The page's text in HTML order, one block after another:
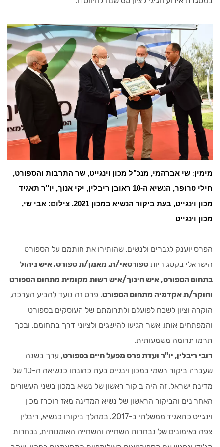
מימין: שי אברהמי, מנכ"ל מכון וינגייט, שר התרבות והספורט,
חילי טרופר, הנשיא ה-10 ראובן ריבלין, יקי אנוך, יו"ר תאגיד
מכון וינגייט, בעת ביקור הנשיא במכון 2021. צילום: אבי שי,
מכון וינגייט
הפרס יוענק לגברים ולנשים, שהותירו את חותמם על הספורט
הישראלי בקטגוריות ספורטאי/ת, מאמן/ת ספורט, איש ניהול
בתחום הספורט, איש חינוך/איש רשות מקומית מתחום הספורט
וחוקר/ת אקדמיה מתחום הספורט. פרס זה נועד להביע הערכה,
הוקרה וציון לשבח לפועלם ולתרומתם של העוסקים בספורט
והמפתחים אותו, אשר הגיעו להישגים ולציוני דרך בתחומם, ובכך
תרמו תרומה משמעותית.
רובי ריבלין, יו"ר ועדת פרס מפעל חיים בספורט, ערך בשנה
שעברה ביקור רשמי במכון וינגייט בעת כהונתו כנשיאה ה-10 של
מדינת ישראל. זה היה ביקור ראשון של נשיא במכון בשני העשורים
האחרונים והביקור הראשון של נשיא המדינה מאז הוכרז מכון
וינגייט כתאגיד ממשלתי ב-2017. במהלך ביקורו כנשיא, ריבלין
צפה באימונים של נבחרות השחייה והשחייה האומנותית, נבחרות